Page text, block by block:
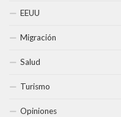
EEUU
Migración
Salud
Turismo
Opiniones